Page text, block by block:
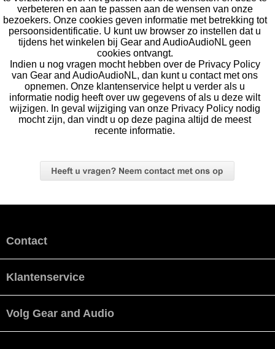
verbeteren en aan te passen aan de wensen van onze
bezoekers. Onze cookies geven informatie met betrekking tot
persoonsidentificatie. U kunt uw browser zo instellen dat u
tijdens het winkelen bij Gear and AudioAudioNL geen
cookies ontvangt.
Indien u nog vragen mocht hebben over de Privacy Policy
van Gear and AudioAudioNL, dan kunt u contact met ons
opnemen. Onze klantenservice helpt u verder als u
informatie nodig heeft over uw gegevens of als u deze wilt
wijzigen. In geval wijziging van onze Privacy Policy nodig
mocht zijn, dan vindt u op deze pagina altijd de meest
recente informatie.
Contact
Klantenservice
Volg Gear and Audio